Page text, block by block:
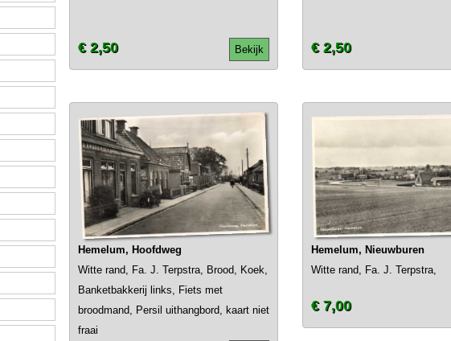
Bekijk
€ 2,50 € 2,50
Hemelum, Hoofdweg
Witte rand, Fa. J. Terpstra, Brood, Koek,
Banketbakkerij links, Fiets met
broodmand, Persil uithangbord, kaart niet
fraai
Hemelum, Nieuwburen
Witte rand, Fa. J. Terpstra,
€ 7,00